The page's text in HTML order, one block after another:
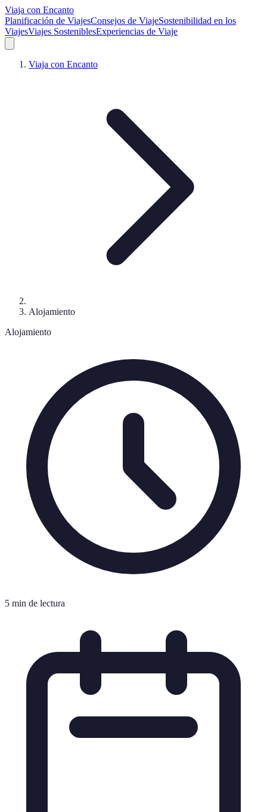
Viaja con Encanto
Planificación de ViajesConsejos de ViajeSostenibilidad en los
ViajesViajes SosteniblesExperiencias de Viaje
Viaja con Encanto
Alojamiento
Alojamiento
5 min de lectura